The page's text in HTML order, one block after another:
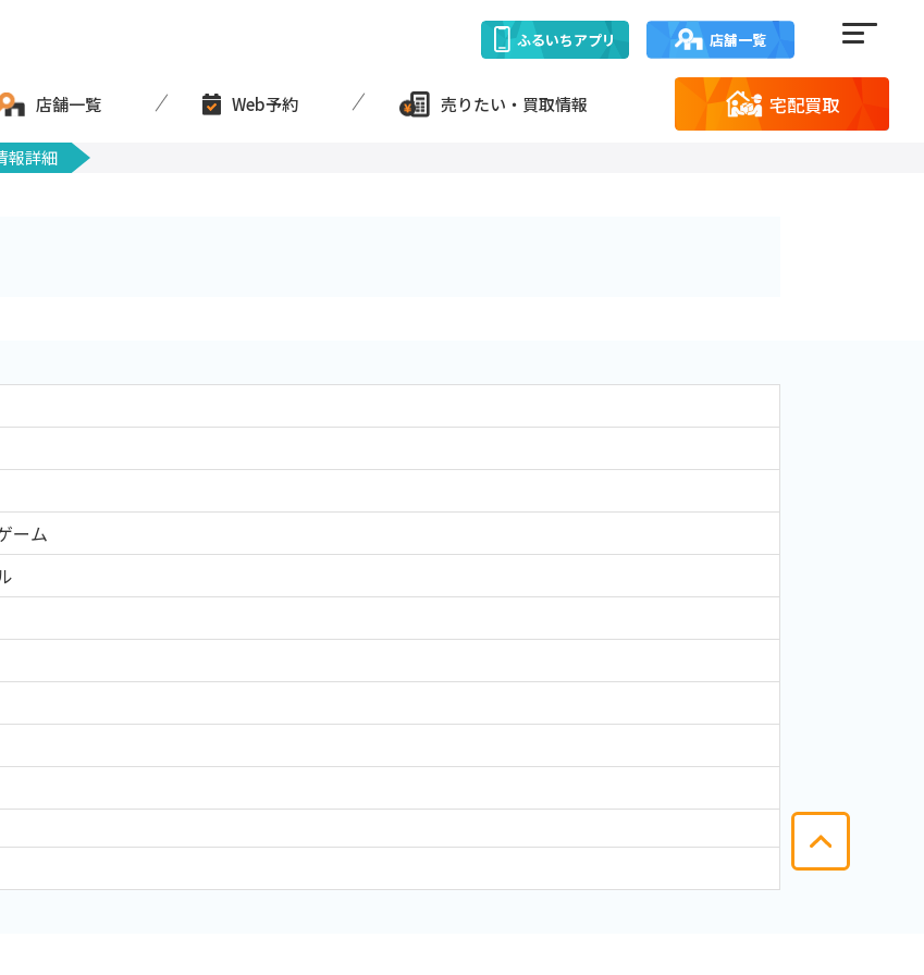
ふるいちアプリ 店舗一覧
店舗一覧 Web予約 売りたい・買取情報 宅配買取
報詳細
ーム